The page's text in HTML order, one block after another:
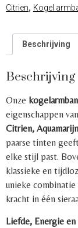
Citrien, Kogel
Beschrijving
Beschrijving
Onze
eigenschappen
Citrien,
paarse tinten
elke stijl past.
klassieke en
unieke combinatie
kracht in één
Liefde, Energie